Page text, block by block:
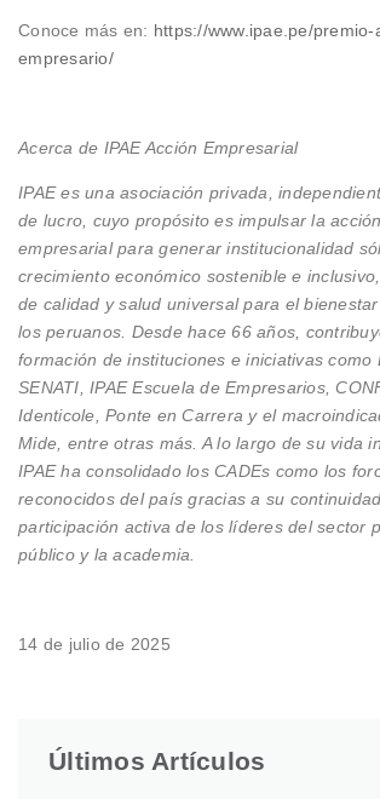
Conoce más en: https://www.ipae.pe/premio-
empresario/
Acerca de IPAE Acción Empresarial
IPAE es una asociación privada,
de lucro, cuyo propósito es impulsar la acción
empresarial para generar institucionalidad
crecimiento económico sostenible e
de calidad y salud universal para el
los peruanos. Desde hace 66 años,
formación de instituciones e iniciativas como
SENATI, IPAE Escuela de Empresarios,
Identicole, Ponte en Carrera y el
Mide, entre otras más. A lo largo de su vida
IPAE ha consolidado los CADEs como los
reconocidos del país gracias a su
participación activa de los líderes del sector
público y la academia.
14 de julio de 2025
Últimos Artículos